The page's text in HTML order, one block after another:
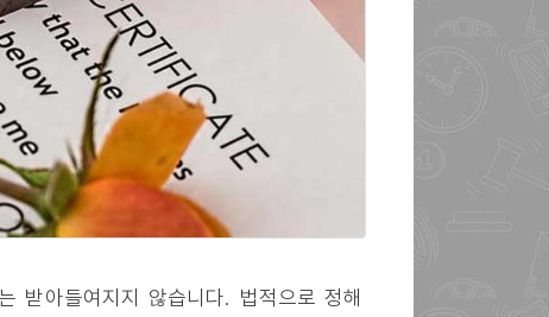
받아들여지지 않습니다. 법적으로 정해